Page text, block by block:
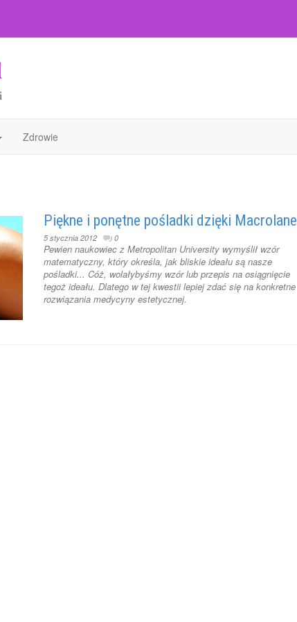
Zdrowie
Piękne i ponętne pośladki dzięki Macrolane
5 stycznia 2012 0
Pewien naukowiec z Metropolitan University wymyślił wzór
matematyczny, który określa, jak bliskie ideału są nasze
pośladki... Cóż, wolałybyśmy wzór lub przepis na osiągnięcie
tegoż ideału. Dlatego w tej kwestii lepiej zdać się na konkretne
rozwiązania medycyny estetycznej.